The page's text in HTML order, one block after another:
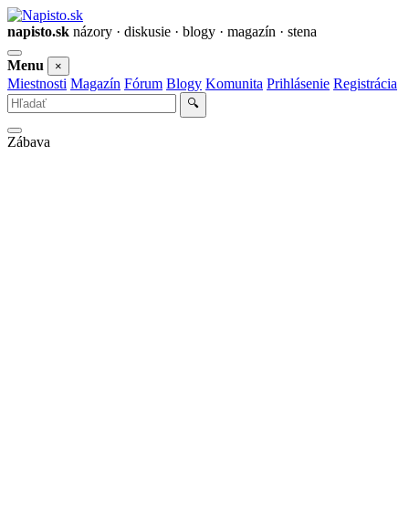
napisto.sk názory · diskusie · blogy · magazín · stena
Otvoriť
menu
Menu ×
Miestnosti Magazín Fórum Blogy Komunita Prihlásenie Registrácia
Vyhľadať
🔍
Zábava